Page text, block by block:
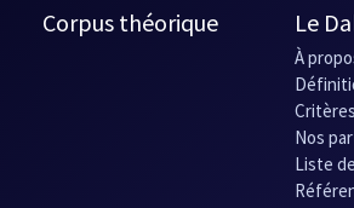
Corpus théorique Le
À
Critères
Nos
Liste